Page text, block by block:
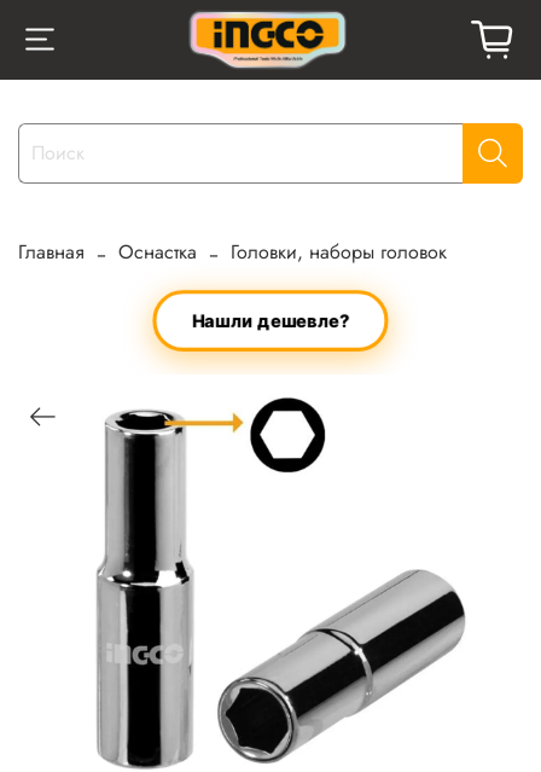
Главная Оснастка Головки, наборы головок
Нашли дешевле?